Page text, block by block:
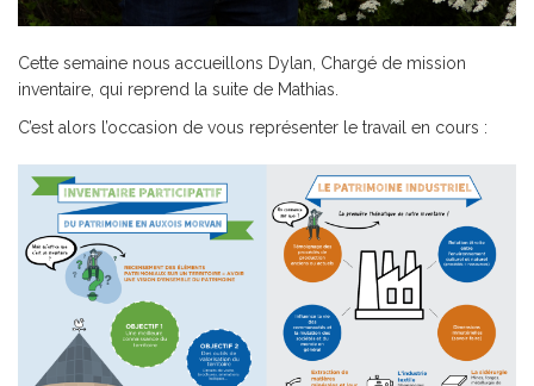
Cette semaine nous accueillons Dylan, Chargé de mission
inventaire, qui reprend la suite de Mathias.
C’est alors l’occasion de vous représenter le travail en cours :